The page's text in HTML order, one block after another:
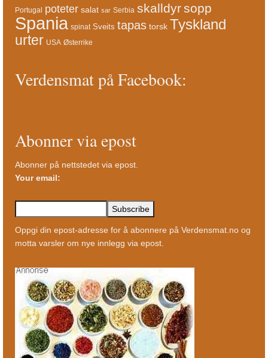
Portugal poteter salat sar Serbia skalldyrsopp
Spania spinat Sveits tapas torsk Tyskland
urter USA Østerrike
Verdensmat på Facebook:
Abonner via epost
Abonner på nettstedet via epost.
Your email:
Oppgi din epost-adresse for å abonnere på Verdensmat.no og
motta varsler om nye innlegg via epost.